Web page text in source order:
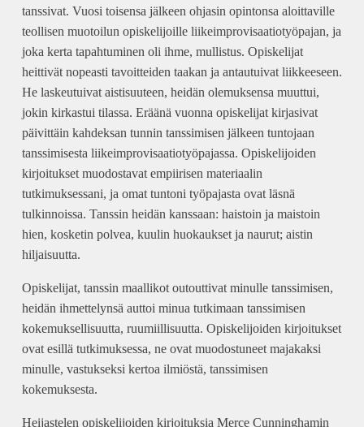
tanssivat. Vuosi toisensa jälkeen ohjasin opintonsa aloittaville
teollisen muotoilun opiskelijoille liikeimprovisaatiotyöpajan, ja
joka kerta tapahtuminen oli ihme, mullistus. Opiskelijat
heittivät nopeasti tavoitteiden taakan ja antautuivat liikkeeseen.
He laskeutuivat aistisuuteen, heidän olemuksensa muuttui,
jokin kirkastui tilassa. Eräänä vuonna opiskelijat kirjasivat
päivittäin kahdeksan tunnin tanssimisen jälkeen tuntojaan
tanssimisesta liikeimprovisaatiotyöpajassa. Opiskelijoiden
kirjoitukset muodostavat empiirisen materiaalin
tutkimuksessani, ja omat tuntoni työpajasta ovat läsnä
tulkinnoissa. Tanssin heidän kanssaan: haistoin ja maistoin
hien, kosketin polvea, kuulin huokaukset ja naurut; aistin
hiljaisuutta.
Opiskelijat, tanssin maallikot outouttivat minulle tanssimisen,
heidän ihmettelynsä auttoi minua tutkimaan tanssimisen
kokemuksellisuutta, ruumiillisuutta. Opiskelijoiden kirjoitukset
ovat esillä tutkimuksessa, ne ovat muodostuneet majakaksi
minulle, vastukseksi kertoa ilmiöstä, tanssimisen
kokemuksesta.
Heijastelen opiskelijoiden kirjoituksia Merce Cunninghamin